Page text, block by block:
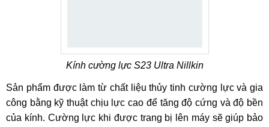
Kính cường lực S23 Ultra Nillkin
Sản phẩm được làm từ chất liệu thủy tinh cường lực và gia
công bằng kỹ thuật chịu lực cao để tăng độ cứng và độ bền
của kính. Cường lực khi được trang bị lên máy sẽ giúp bảo